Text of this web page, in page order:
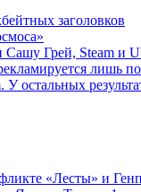
заголовков
Грей, Steam и
лишь по
остальных
«Лесты» и